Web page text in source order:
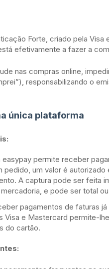
Forte, criado pela Visa
efetivamente a fazer a
nas compras online,
responsabilizando o
única plataforma
easypay permite receber
pedido, um valor é autorizado
A captura pode ser feita
e pode ser total
pagamentos de faturas
Visa e Mastercard permite-
do cartão.